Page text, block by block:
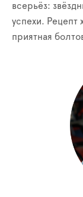
всерьёз:
успехи. Рецепт
приятная